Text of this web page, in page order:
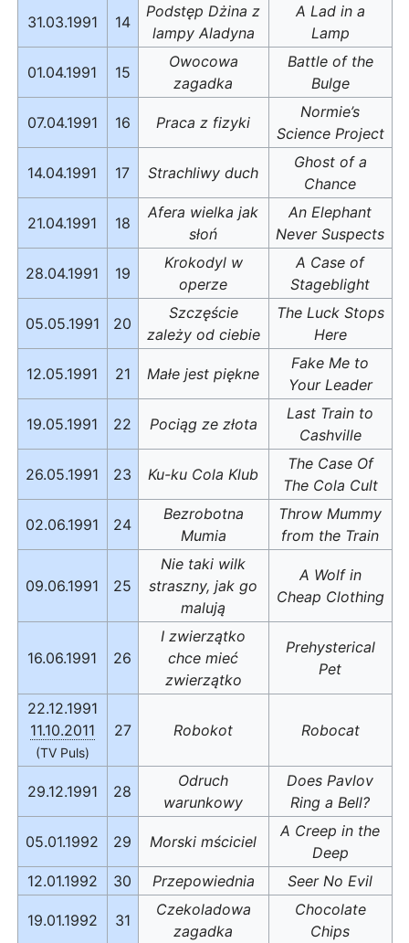
31.03.1991 14
Podstęp Dżina z
lampy Aladyna
A Lad in a
Lamp
01.04.1991 15
Owocowa
zagadka
Battle of the
Bulge
07.04.1991 16 Praca z fizyki
Normie’s
Science Project
14.04.1991 17 Strachliwy duch
Ghost of a
Chance
21.04.1991 18
Afera wielka jak
słoń
An Elephant
Never Suspects
28.04.1991 19
Krokodyl w
operze
A Case of
Stageblight
05.05.1991 20
Szczęście
zależy od ciebie
The Luck Stops
Here
12.05.1991 21 Małe jest piękne
Fake Me to
Your Leader
19.05.1991 22 Pociąg ze złota
Last Train to
Cashville
26.05.1991 23 Ku-ku Cola Klub
The Case Of
The Cola Cult
02.06.1991 24
Bezrobotna
Mumia
Throw Mummy
from the Train
09.06.1991 25
Nie taki wilk
straszny, jak go
malują
A Wolf in
Cheap Clothing
16.06.1991 26
I zwierzątko
chce mieć
zwierzątko
Prehysterical
Pet
22.12.1991
11.10.2011
(TV Puls)
27 Robokot Robocat
29.12.1991 28
Odruch
warunkowy
Does Pavlov
Ring a Bell?
05.01.1992 29 Morski mściciel
A Creep in the
Deep
12.01.1992
30 Przepowiednia Seer No Evil
19.01.1992 31
Czekoladowa
zagadka
Chocolate
Chips